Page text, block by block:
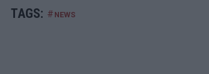
TAGS: # NEWS